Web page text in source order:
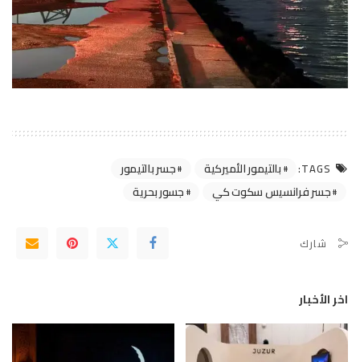
TAGS: بالتيمور الأميركية
جسر بالتيمور
جسر فرانسيس سكوت كي
جسور بحرية
شارك
اخر الأخبار